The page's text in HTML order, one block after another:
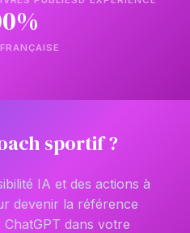
sportif ?
IA et des actions à
devenir la référence
dans votre